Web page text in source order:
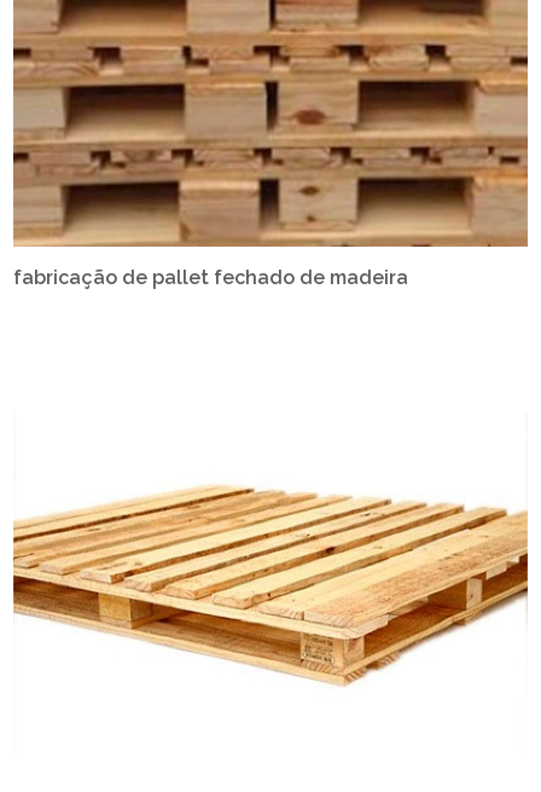
fabricação de pallet fechado de madeira